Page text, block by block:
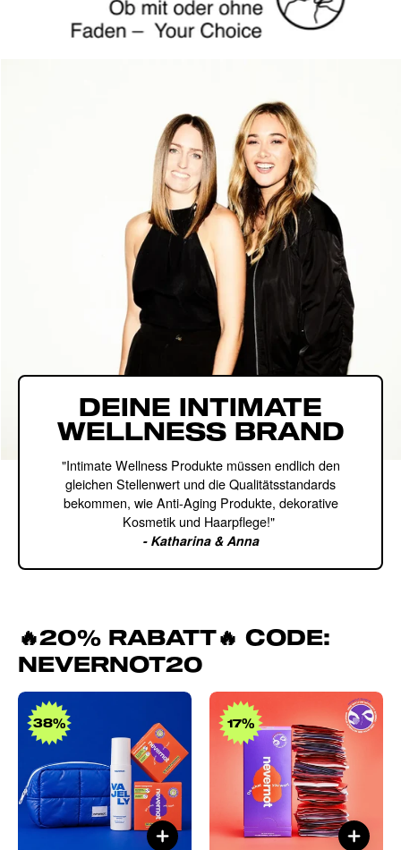
DEINE INTIMATE
WELLNESS BRAND
"Intimate Wellness Produkte müssen endlich den
gleichen Stellenwert und die Qualitätsstandards
bekommen, wie Anti-Aging Produkte, dekorative
Kosmetik und Haarpflege!"
- Katharina & Anna
🔥20% RABATT🔥 CODE:
NEVERNOT20
38%
Products
nevernot
Tampon
Spender
17%